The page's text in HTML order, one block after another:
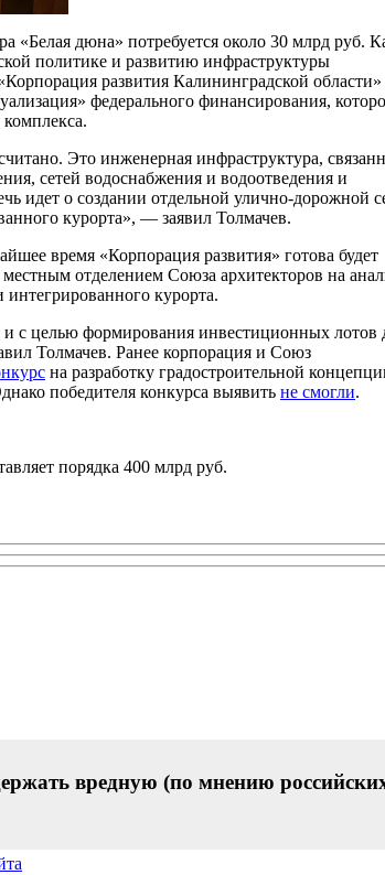
«Белая дюна» потребуется около 30 млрд руб.
политике и развитию инфраструктуры
развития Калининградской области»
федерального финансирования,
Это инженерная инфраструктура,
сетей водоснабжения и водоотведения и
идет о создании отдельной улично-дорожной
курорта», — заявил Толмачев.
время «Корпорация развития» готова будет
отделением Союза архитекторов на
курорта.
с целью формирования инвестиционных лотов
Толмачев. Ранее корпорация и Союз
на разработку градостроительной
победителя конкурса выявить не смогли.
порядка 400 млрд руб.
вредную (по мнению